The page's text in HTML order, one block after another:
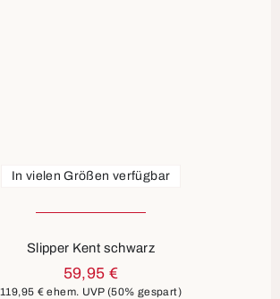
In vielen Größen verfügbar
Slipper Kent schwarz
59,95 €
119,95 € ehem. UVP(50% gespart)